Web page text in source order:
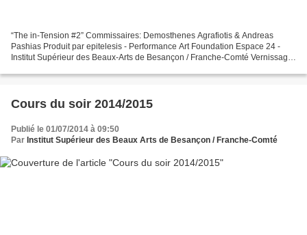
“The in-Tension #2” Commissaires: Demosthenes Agrafiotis & Andreas
Pashias Produit par epitelesis - Performance Art Foundation Espace 24 -
Institut Supérieur des Beaux-Arts de Besançon / Franche-Comté Vernissage
Cours du soir 2014/2015
Publié le 01/07/2014 à 09:50
Par Institut Supérieur des Beaux Arts de Besançon / Franche-Comté